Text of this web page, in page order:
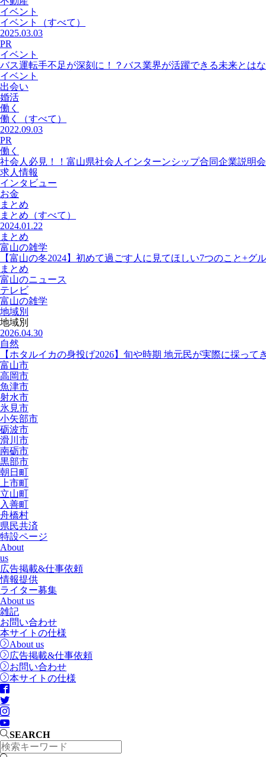
イベント
イベント
（すべて）
2025.03.03
PR
イベント
バス運転手不足が深刻に！？バス業界が活躍できる未来とは
イベント
出会い
婚活
働く
働く
（すべて）
2022.09.03
PR
働く
社会人必見！！富山県社会人インターンシップ合同企業説明会
求人情報
インタビュー
お金
まとめ
まとめ （すべて）
2024.01.22
まとめ
富山の雑学
【富山の冬2024】初めて過ごす人に見てほしい7つのこと+グ
まとめ
富山のニュース
テレビ
富山の雑学
地域別
地域別
2026.04.30
自然
【ホタルイカの身投げ2026】旬や時期 地元民が実際に採って
富山市
高岡市
魚津市
射水市
氷見市
小矢部市
砺波市
滑川市
南砺市
黒部市
朝日町
上市町
立山町
入善町
舟橋村
県民共済
特設ページ
About
us
広告掲載&仕事依頼
情報提供
ライター募集
About us
雑記
お問い合わせ
本サイトの仕様
About us
広告掲載&仕事依頼
お問い合わせ
本サイトの仕様
SEARCH